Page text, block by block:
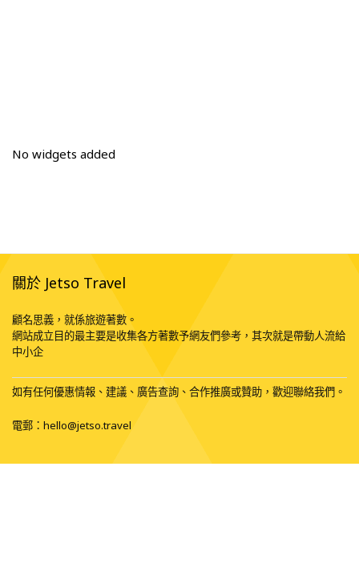
No widgets added
關於 Jetso Travel
顧名思義，就係旅遊著數。
網站成立目的最主要是收集各方著數予網友們參考，其次就是帶動人流給
中小企
如有任何優惠情報、建議、廣告查詢、合作推廣或贊助，歡迎聯絡我們。
電郵： hello@jetso.travel